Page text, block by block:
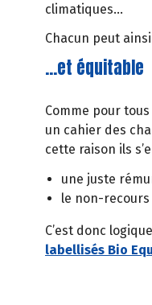
climatiques…
Chacun peut
…et équitable
Comme pour
un cahier des
cette raison ils
une juste
le non-recours
C’est donc
labellisés Bio